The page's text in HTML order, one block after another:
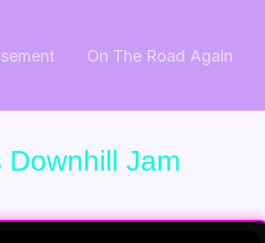
On The Road Again
Downhill Jam